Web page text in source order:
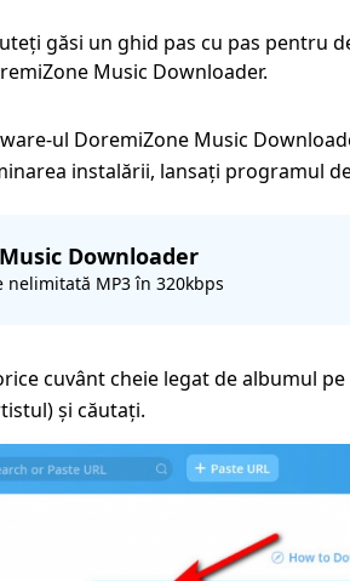
găsi un ghid pas cu pas pentru
Music Downloader.
ul DoremiZone Music
instalării, lansați programul
Downloader
nelimitată MP3 în 320kbps
cuvânt cheie legat de albumul
și căutați.